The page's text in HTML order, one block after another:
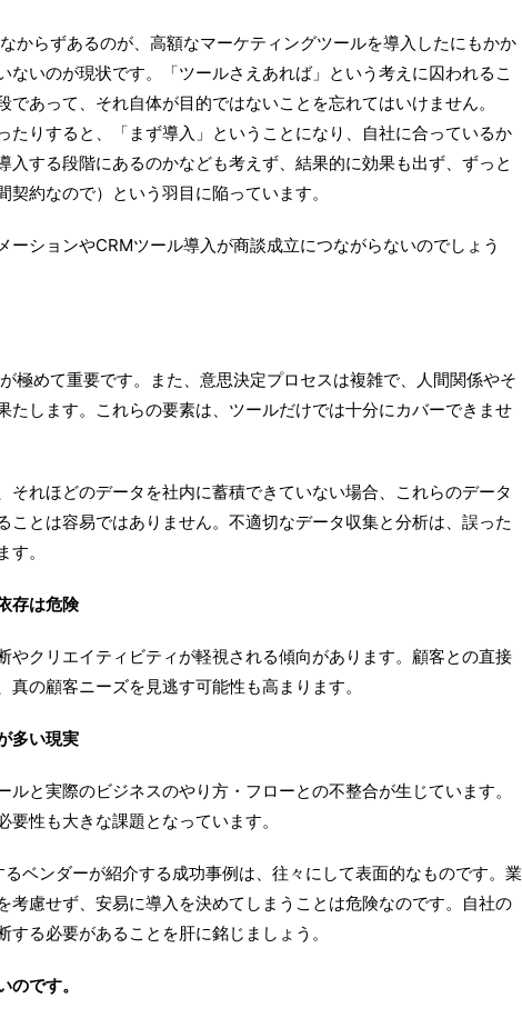
からずあるのが、高額なマーケティングツールを導入したにもかか
ないのが現状です。「ツールさえあれば」という考えに囚われるこ
であって、それ自体が目的ではないことを忘れてはいけません。
たりすると、「まず導入」ということになり、自社に合っているか
入する段階にあるのかなども考えず、結果的に効果も出ず、ずっと
約なので）という羽目に陥っています。
ーションやCRMツール導入が商談成立につながらないのでしょう
極めて重要です。また、意思決定プロセスは複雑で、人間関係やそ
たします。これらの要素は、ツールだけでは十分にカバーできませ
それほどのデータを社内に蓄積できていない場合、これらのデータ
ことは容易ではありません。不適切なデータ収集と分析は、誤った
。
存は危険
やクリエイティビティが軽視される傾向があります。顧客との直接
の顧客ニーズを見逃す可能性も高まります。
多い現実
と実際のビジネスのやり方・フローとの不整合が生じています。
性も大きな課題となっています。
ベンダーが紹介する成功事例は、往々にして表面的なものです。業
考慮せず、安易に導入を決めてしまうことは危険なのです。自社の
る必要があることを肝に銘じましょう。
です。